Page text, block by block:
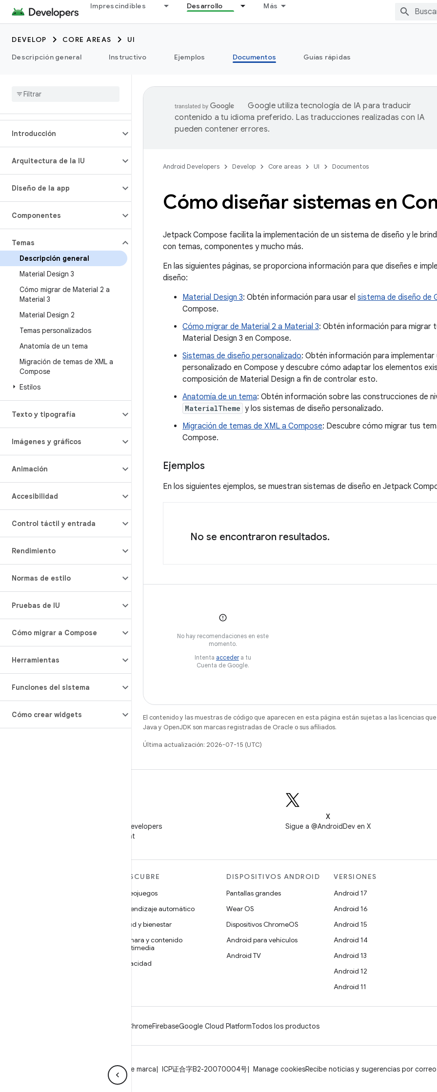
Imprescindibles Desarrollo Más
DEVELOP CORE AREAS
UI
Descripción general
Instructivo Ejemplos Documentos Guías rápidas
Introducción
Arquitectura de la IU
Diseño de la app
Componentes
Temas
Descripción general
Material Design 3
Cómo migrar de Material 2 a
Material 3
Material Design 2
Temas personalizados
Anatomía de un tema
Migración de temas de XML a
Compose
Estilos
Texto y tipografía
Imágenes y gráficos
Animación
Accesibilidad
Control táctil y entrada
Rendimiento
Normas de estilo
Pruebas de IU
Cómo migrar a Compose
Herramientas
Funciones del sistema
Cómo crear widgets
Google utiliza tecnología de IA para traducir
contenido a tu idioma preferido. Las traducciones realizadas con IA
pueden contener errores.
Android Developers Develop Core areas UI Documentos
Cómo diseñar sistemas en
Jetpack Compose facilita la implementación de un sistema de diseño y le
con temas, componentes y mucho más.
En las siguientes páginas, se proporciona información para que diseñes e
diseño:
Material Design 3: Obtén información para usar el sistema de diseño de
Compose.
Cómo migrar de Material 2 a Material 3: Obtén información para migrar
Material Design 3 en Compose.
Sistemas de diseño personalizado: Obtén información para implementar
personalizado en Compose y descubre cómo adaptar los elementos
composición de Material Design a fin de controlar esto.
Anatomía de un tema: Obtén información sobre las construcciones de
MaterialTheme y los sistemas de diseño personalizado.
Migración de temas de XML a Compose: Descubre cómo migrar tus
Compose.
Ejemplos
En los siguientes ejemplos, se muestran sistemas de diseño en Jetpack
No se encontraron resultados.
No hay recomendaciones en este
momento.
Intenta accedera tu
Cuenta de Google.
El contenido y las muestras de código que aparecen en esta página están sujetas a las licencias
Java y OpenJDK son marcas registradas de Oracle o sus afiliados.
Última actualización: 2026-07-15 (UTC)
Sigue a Android Developers
en WeChat
X
Sigue a @AndroidDev en X
DESCUBRE
Videojuegos
Aprendizaje automático
Salud y bienestar
Cámara y contenido
multimedia
Privacidad
DISPOSITIVOS ANDROID
Pantallas grandes
Wear OS
Dispositivos ChromeOS
Android para vehículos
Android TV
VERSIONES
Android 17
Android 16
Android 15
Android 14
Android 13
Android 12
Android 11
ChromeFirebaseGoogle Cloud PlatformTodos los productos
Lineamientos de marca ICP证合字B2-20070004号 Manage cookiesRecibe noticias y sugerencias por